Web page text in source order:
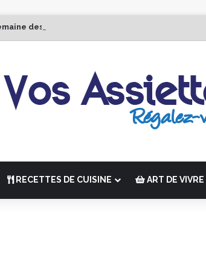
des Chefs” du 19 au 24 octobre 2026
RECETTES DE CUISINE ART DE VIVRE